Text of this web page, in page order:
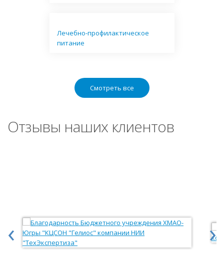
Лечебно-профилактическое
питание
Смотреть все
Отзывы наших клиентов
‹ ›